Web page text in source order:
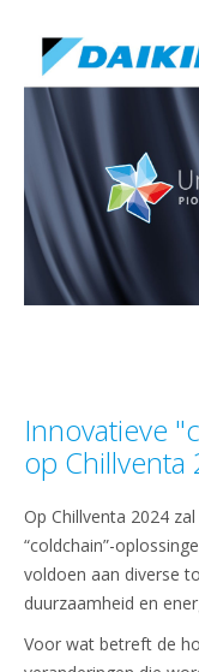
Innovatieve
op Chillventa
Op Chillventa 2024
“coldchain”-
voldoen aan diverse
duurzaamheid en
Voor wat betreft de